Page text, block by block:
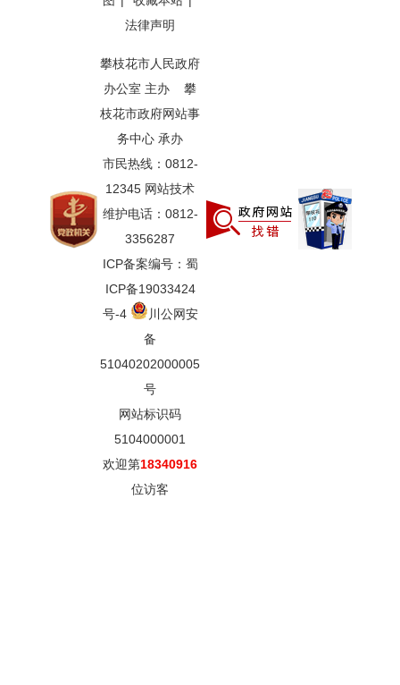
法律声明
攀枝花市人民政府
办公室 主办 攀
枝花市政府网站事
务中心 承办
市民热线：0812-
12345 网站技术
维护电话：0812-
3356287
ICP备案编号：蜀
ICP备19033424
号-4
川公网安
备
51040202000005
号
网站标识码
5104000001
欢迎第18340916
位访客